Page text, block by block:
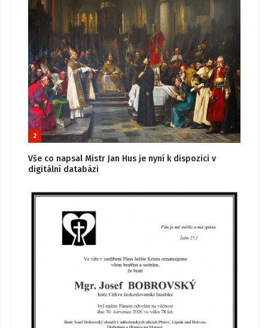
2
Vše co napsal Mistr Jan Hus je nyní k dispozici v
digitální databázi